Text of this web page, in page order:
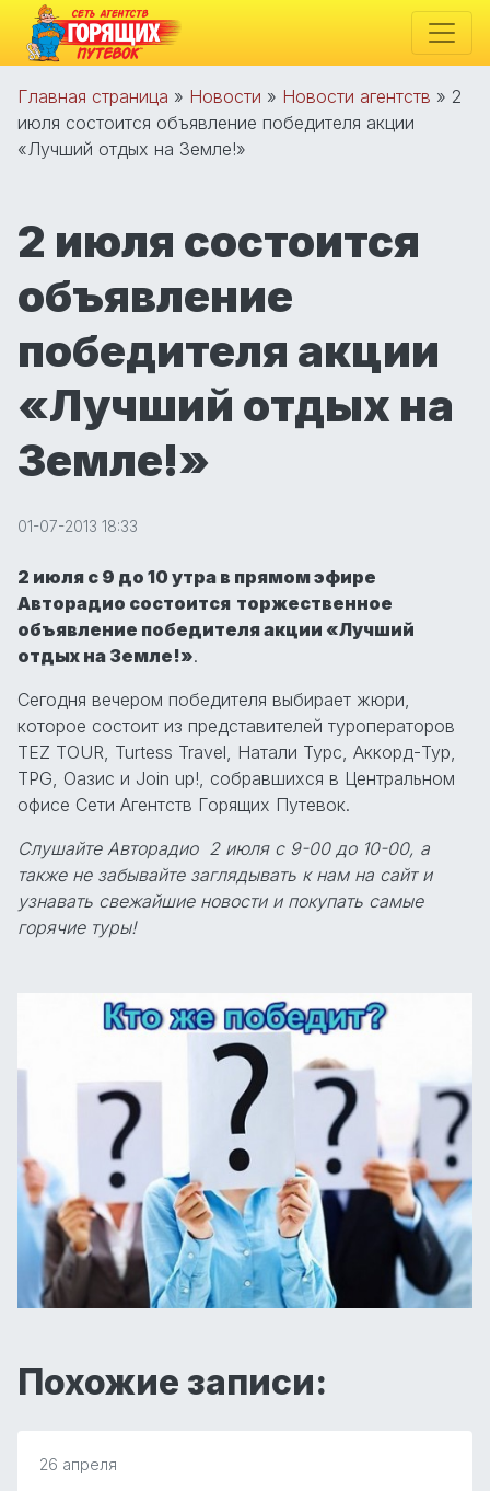
Главная страница » Новости » Новости агентств » 2
июля состоится объявление победителя акции
«Лучший отдых на Земле!»
2 июля состоится
объявление
победителя акции
«Лучший отдых на
Земле!»
01-07-2013 18:33
2 июля с 9 до 10 утра в прямом эфире
Авторадио состоится торжественное
объявление победителя акции «Лучший
отдых на Земле!».
Сегодня вечером победителя выбирает жюри,
которое состоит из представителей туроператоров
TEZ TOUR, Turtess Travel, Натали Турс, Аккорд-Тур,
TPG, Оазис и Join up!, собравшихся в Центральном
офисе Сети Агентств Горящих Путевок.
Слушайте Авторадио 2 июля с 9-00 до 10-00, а
также не забывайте заглядывать к нам на сайт и
узнавать свежайшие новости и покупать самые
горячие туры!
Похожие записи:
26 апреля